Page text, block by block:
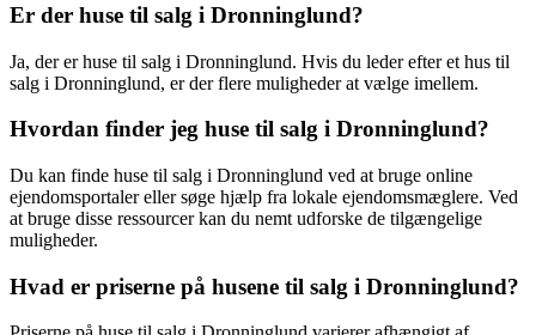
Er der huse til salg i Dronninglund?
Ja, der er huse til salg i Dronninglund. Hvis du leder efter et hus til
salg i Dronninglund, er der flere muligheder at vælge imellem.
Hvordan finder jeg huse til salg i Dronninglund?
Du kan finde huse til salg i Dronninglund ved at bruge online
ejendomsportaler eller søge hjælp fra lokale ejendomsmæglere. Ved
at bruge disse ressourcer kan du nemt udforske de tilgængelige
muligheder.
Hvad er priserne på husene til salg i Dronninglund?